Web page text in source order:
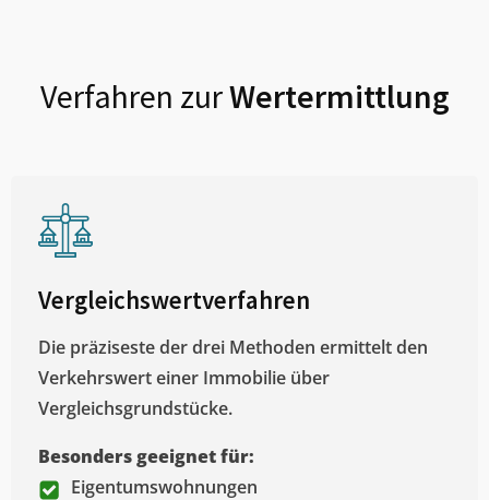
Verfahren zurWertermittlung
Vergleichswertverfahren
Die präziseste der drei Methoden ermittelt den
Verkehrswert einer Immobilie über
Vergleichsgrundstücke.
Besonders geeignet für:
Eigentumswohnungen